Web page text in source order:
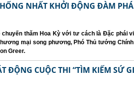
NHẤT KHỞI ĐỘNG ĐÀM
chuyến thăm Hoa Kỳ với tư cách là Đặc phái
mại song phương, Phó Thủ tướng
Greer.
ĐỘNG CUỘC THI “TÌM KIẾM SỨ